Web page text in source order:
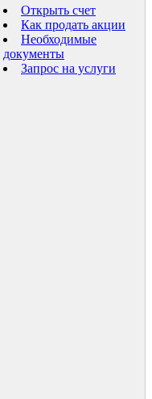
Открыть счет
Как продать акции
Необходимые
документы
Запрос на услуги